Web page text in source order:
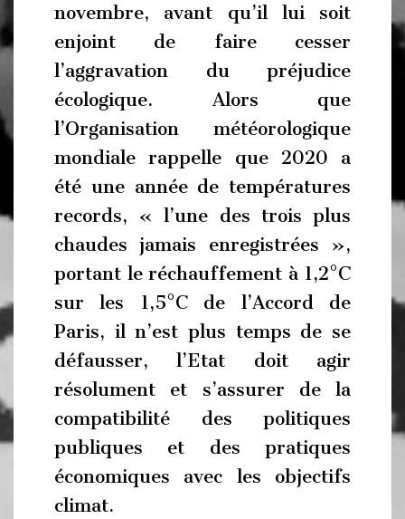
novembre, avant qu’il lui soit
enjoint de faire cesser
l’aggravation du préjudice
écologique. Alors que
l’Organisation météorologique
mondiale rappelle que 2020 a
été une année de températures
records, « l’une des trois plus
chaudes jamais enregistrées »,
portant le réchauffement à 1,2°C
sur les 1,5°C de l’Accord de
Paris, il n’est plus temps de se
défausser, l’Etat doit agir
résolument et s’assurer de la
compatibilité des politiques
publiques et des pratiques
économiques avec les objectifs
climat.